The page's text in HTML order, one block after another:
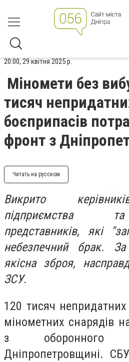
20:00, 29 квітня 2025 р.
Міномети без
тисяч
боєприпасів
фронт з
Читать на русском
Викрито
підприємства
представників, які
небезпечний брак.
якісна зброя,
ЗСУ.
120 тисяч
мінометних снарядів
з
Дніпропетровщині.